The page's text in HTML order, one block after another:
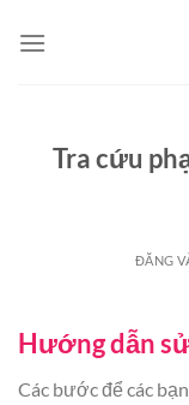
qua
Tra cứu
ĐĂNG
Hướng dẫn
Các bước để các